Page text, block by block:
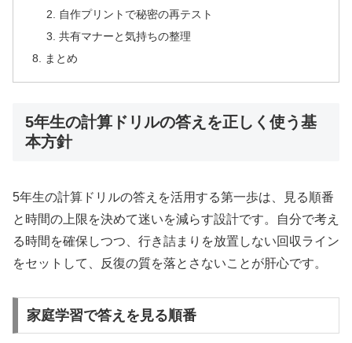
自作プリントで秘密の再テスト
共有マナーと気持ちの整理
まとめ
5年生の計算ドリルの答えを正しく使う基
本方針
5年生の計算ドリルの答えを活用する第一歩は、見る順番
と時間の上限を決めて迷いを減らす設計です。自分で考え
る時間を確保しつつ、行き詰まりを放置しない回収ライン
をセットして、反復の質を落とさないことが肝心です。
家庭学習で答えを見る順番